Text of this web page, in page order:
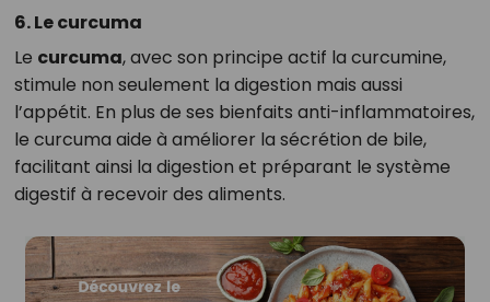
6. Le curcuma
Le curcuma, avec son principe actif la curcumine,
stimule non seulement la digestion mais aussi
l’appétit. En plus de ses bienfaits anti-inflammatoires,
le curcuma aide à améliorer la sécrétion de bile,
facilitant ainsi la digestion et préparant le système
digestif à recevoir des aliments.